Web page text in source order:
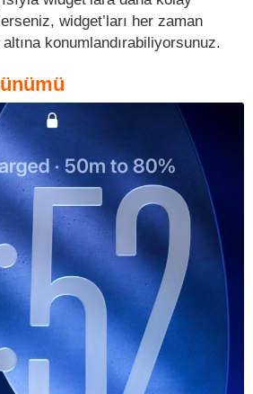
widget’ları her zaman
altına konumlandırabiliyorsunuz.